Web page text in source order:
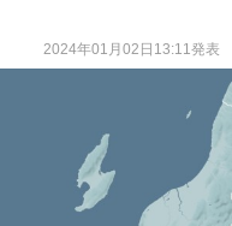
2024年01月02日13:11発表